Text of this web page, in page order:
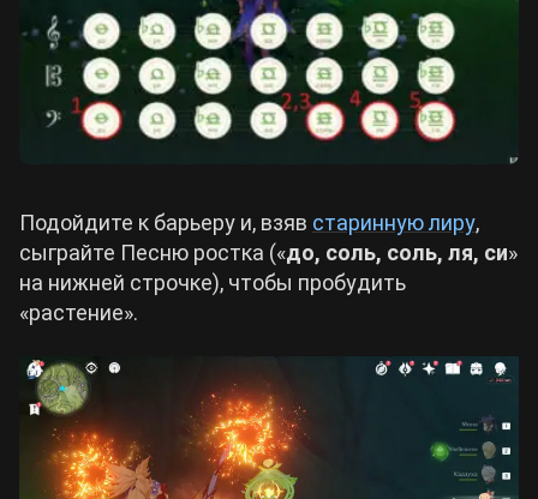
Подойдите к барьеру и, взяв старинную лиру,
сыграйте Песню ростка («до, соль, соль, ля, си»
на нижней строчке), чтобы пробудить
«растение».